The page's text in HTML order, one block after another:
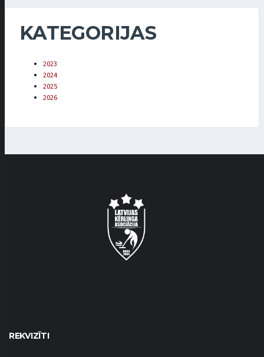
KATEGORIJAS
2023
2024
2025
2026
REKVIZĪTI